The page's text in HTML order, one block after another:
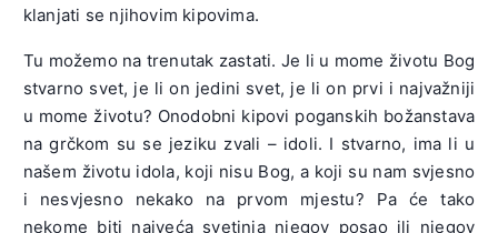
klanjati se njihovim kipovima.
Tu možemo na trenutak zastati. Je li u mome životu Bog
stvarno svet, je li on jedini svet, je li on prvi i najvažniji
u mome životu? Onodobni kipovi poganskih božanstava
na grčkom su se jeziku zvali – idoli. I stvarno, ima li u
našem životu idola, koji nisu Bog, a koji su nam svjesno
i nesvjesno nekako na prvom mjestu? Pa će tako
nekome biti najveća svetinja njegov posao ili njegov